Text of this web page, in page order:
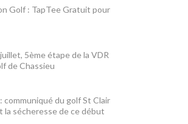
Golf : TapTee Gratuit pour
5ème étape de la VDR
de Chassieu
communiqué du golf St Clair
la sécheresse de ce début